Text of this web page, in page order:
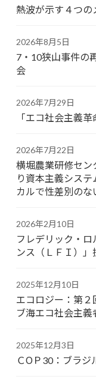
熱波が示す４つの
2026年8月5日
7・10狭山事件の
会
2026年7月29日
「エコ社会主義
2026年7月22日
横堀農業研修セン
り資本主義シス
カルで性差別のな
2026年2月10日
フレデリック・
ンス（ＬＦＩ）
2025年12月10日
エコロジー：第２
ブ海エコ社会主義
2025年12月3日
ＣОＰ30：ブラジ